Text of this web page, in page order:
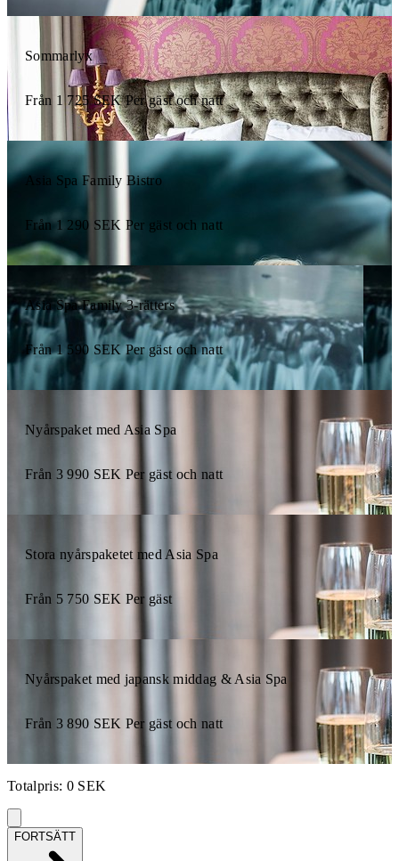
Sommarlyx
Från 1 725 SEK Per gäst och natt
Asia Spa Family Bistro
Från 1 290 SEK Per gäst och natt
Asia Spa Family 3-rätters
Från 1 590 SEK Per gäst och natt
Nyårspaket med Asia Spa
Från 3 990 SEK Per gäst och natt
Stora nyårspaketet med Asia Spa
Från 5 750 SEK Per gäst
Nyårspaket med japansk middag & Asia Spa
Från 3 890 SEK Per gäst och natt
Totalpris: 0 SEK
FORTSÄTT